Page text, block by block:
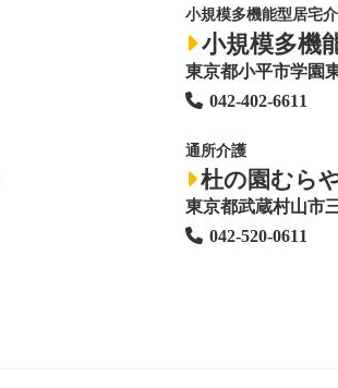
小規模多機能型居宅
小規模多機
東京都小平市学園
042-402-6611
通所介護
杜の園むら
東京都武蔵村山市
042-520-0611